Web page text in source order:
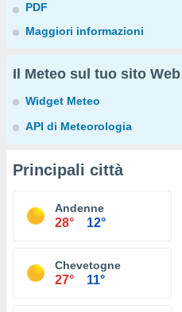
PDF
Maggiori informazioni
Il Meteo sul tuo sito Web
Widget Meteo
API di Meteorologia
Principali città
Andenne
28° 12°
Chevetogne
27° 11°